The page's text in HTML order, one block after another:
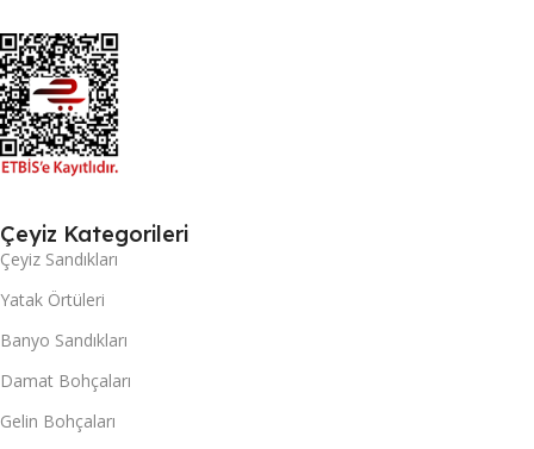
Çeyiz Kategorileri
Çeyiz Sandıkları
Yatak Örtüleri
Banyo Sandıkları
Damat Bohçaları
Gelin Bohçaları